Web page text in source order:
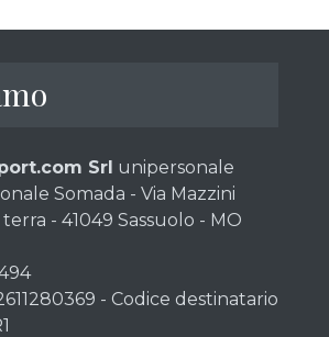
Srl unipersonale
Somada - Via Mazzini
- 41049 Sassuolo - MO
- Codice destinatario